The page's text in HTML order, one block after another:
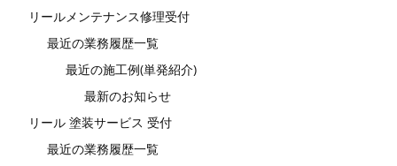
リールメンテナンス修理受付
最近の業務履歴一覧
最近の施工例(単発紹介)
最新のお知らせ
リール 塗装サービス 受付
最近の業務履歴一覧